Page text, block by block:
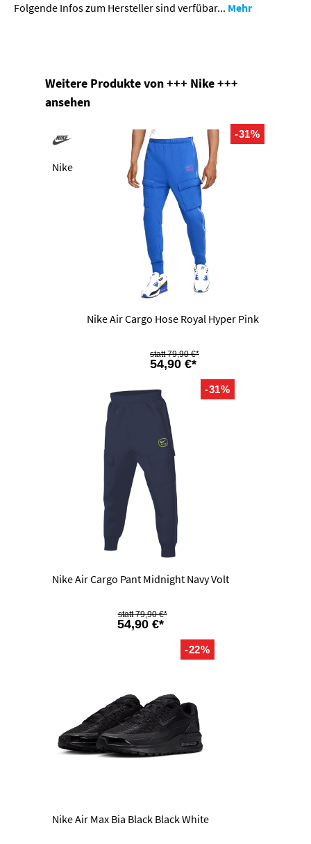
Folgende Infos zum Hersteller sind verfübar... Mehr
Produktgalerie überspringen
Weitere Produkte von +++ Nike +++
ansehen
Nike
-31%
Nike Air Cargo Hose Royal Hyper Pink
54,90 €*
79,90 €*
-31%
Nike Air Cargo Pant Midnight Navy Volt
54,90 €*
79,90 €*
-22%
Nike Air Max Bia Black Black White